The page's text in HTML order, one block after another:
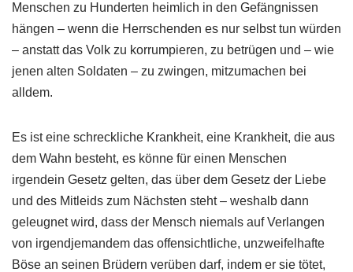
Menschen zu Hunderten heimlich in den Gefängnissen
hängen – wenn die Herrschenden es nur selbst tun würden
– anstatt das Volk zu korrumpieren, zu betrügen und – wie
jenen alten Soldaten – zu zwingen, mitzumachen bei
alldem.
Es ist eine schreckliche Krankheit, eine Krankheit, die aus
dem Wahn besteht, es könne für einen Menschen
irgendein Gesetz gelten, das über dem Gesetz der Liebe
und des Mitleids zum Nächsten steht – weshalb dann
geleugnet wird, dass der Mensch niemals auf Verlangen
von irgendjemandem das offensichtliche, unzweifelhafte
Böse an seinen Brüdern verüben darf, indem er sie tötet,